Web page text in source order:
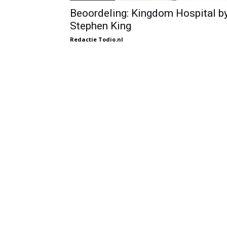
Beoordeling: Kingdom Hospital
Stephen King
Redactie Todio.nl